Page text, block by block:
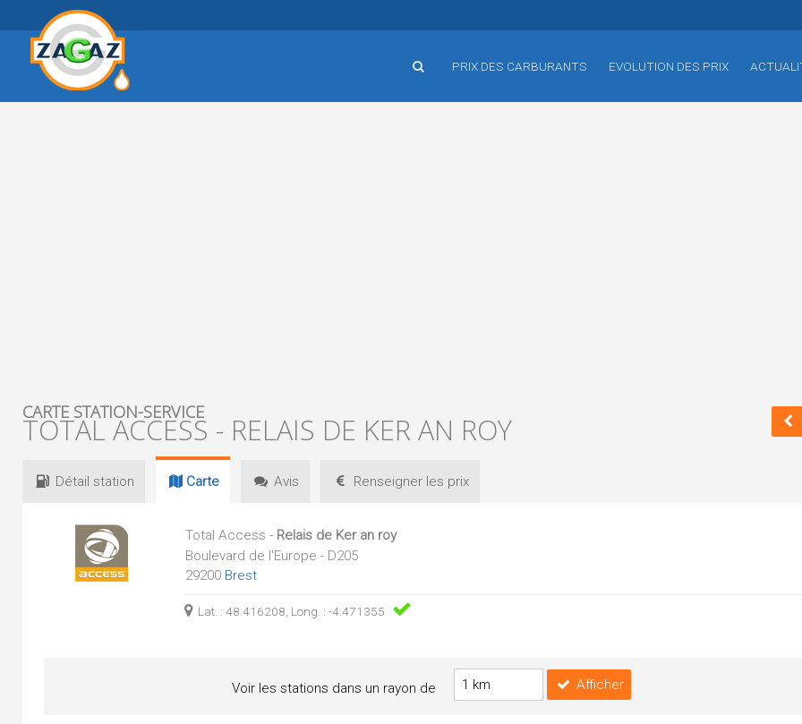
PRIX DES CARBURANTS EVOLUTION DES PRIX
CARTE STATION-SERVICE
TOTAL ACCESS - RELAIS DE KER AN ROY
Détail station Carte Avis Renseigner les prix
Total Access - Relais de Ker an roy
Boulevard de l'Europe - D205
29200 Brest
Lat. : 48.416208, Long. : -4.471355
Voir les stations dans un rayon de Afficher